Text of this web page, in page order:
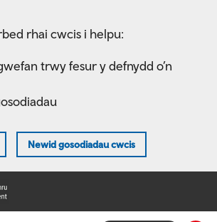
rhai cwcis i helpu:
trwy fesur y defnydd o’n
Newid gosodiadau cwcis